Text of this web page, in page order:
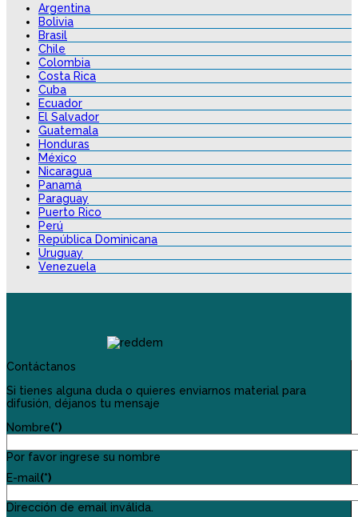
Argentina
Bolivia
Brasil
Chile
Colombia
Costa Rica
Cuba
Ecuador
El Salvador
Guatemala
Honduras
México
Nicaragua
Panamá
Paraguay
Puerto Rico
Perú
República Dominicana
Uruguay
Venezuela
Contáctanos
Si tienes alguna duda o quieres enviarnos material para
difusión, déjanos tu mensaje
Nombre(*)
Por favor ingrese su nombre
E-mail(*)
Dirección de email inválida.